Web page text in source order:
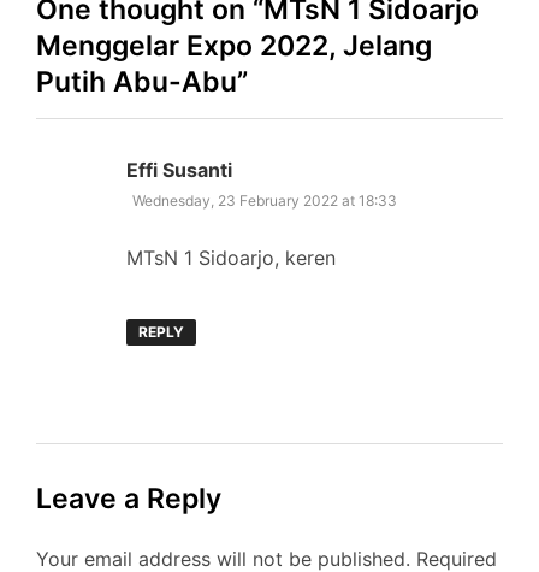
One thought on “MTsN 1 Sidoarjo
Menggelar Expo 2022, Jelang
Putih Abu-Abu”
Effi Susanti
Wednesday, 23 February 2022 at 18:33
MTsN 1 Sidoarjo, keren
REPLY
Leave a Reply
Your email address will not be published. Required